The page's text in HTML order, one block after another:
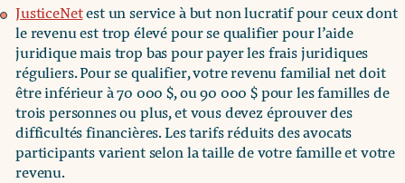
JusticeNetest un service à but non lucratif pour ceux dont
le revenu est trop élevé pour se qualifier pour l’aide
juridique mais trop bas pour payer les frais juridiques
réguliers. Pour se qualifier, votre revenu familial net doit
être inférieur à 70 000 $, ou 90 000 $ pour les familles de
trois personnes ou plus, et vous devez éprouver des
difficultés financières. Les tarifs réduits des avocats
participants varient selon la taille de votre famille et votre
revenu.